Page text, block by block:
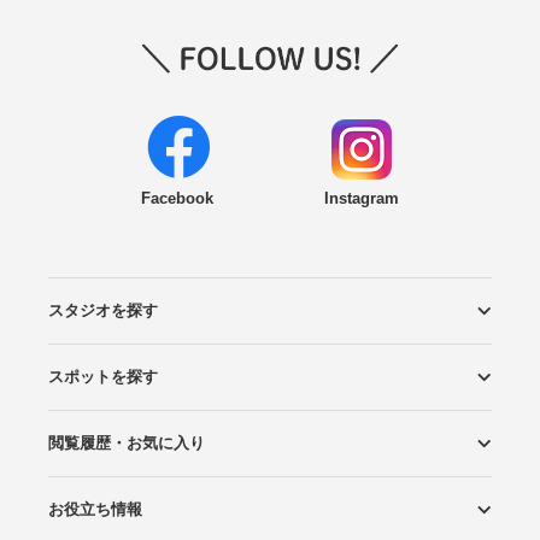
Facebook Instagram
スタジオを探す
エリアから探す
こだわりから探す
NEW PHOTO STYLE
プランから探す
フォトタイプ診断
フォトグラファーから探す
国内リゾートから探す
スポットを探す
ロケーションから探す
スタジオから探す
閲覧履歴・お気に入り
閲覧スタジオ
お気に入り
お役立ち情報